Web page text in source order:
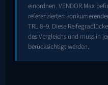
einordnen. VENDOR.Max
referenzierten
TRL 8–9. Diese
des Vergleichs und muss in
berücksichtigt werden.